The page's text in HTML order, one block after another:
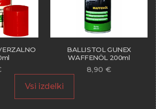
BALLISTOL GUNEX
WAFFENÖL 200ml
8,90 €
Vsi izdelki